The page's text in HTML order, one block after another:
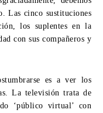
Las cinco sustituciones
los suplentes en la
con sus compañeros y
es a ver los
. La televisión trata de
‘público virtual’ con